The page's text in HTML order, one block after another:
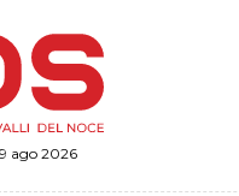
ago 2026